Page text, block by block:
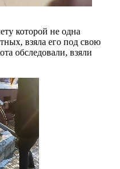
которой не одна
взяла его под свою
обследовали, взяли